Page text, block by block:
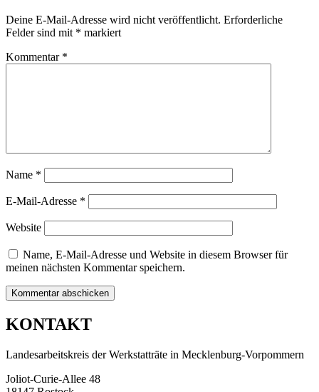
Deine E-Mail-Adresse wird nicht veröffentlicht. Erforderliche
Felder sind mit * markiert
Kommentar *
Name *
E-Mail-Adresse *
Website
Name, E-Mail-Adresse und Website in diesem Browser für
meinen nächsten Kommentar speichern.
KONTAKT
Landesarbeitskreis der Werkstatträte in Mecklenburg-Vorpommern
Joliot-Curie-Allee 48